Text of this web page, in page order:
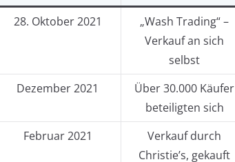
28. Oktober 2021
„Wash Trading“ –
Verkauf an sich
selbst
Dezember 2021
Über 30.000 Käufer
beteiligten sich
Februar 2021
Verkauf durch
Christie’s, gekauft